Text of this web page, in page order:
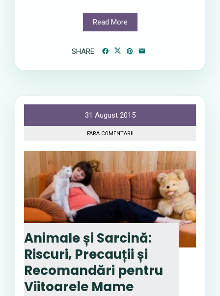
Read More
SHARE
31 August 2015
FARA COMENTARII
Animale și Sarcină:
Riscuri, Precauții și
Recomandări pentru
Viitoarele Mame